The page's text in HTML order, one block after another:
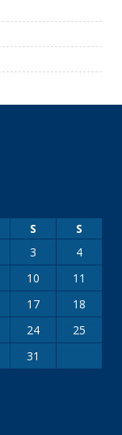
S S
3
4
10
11
17
18
24
25
31